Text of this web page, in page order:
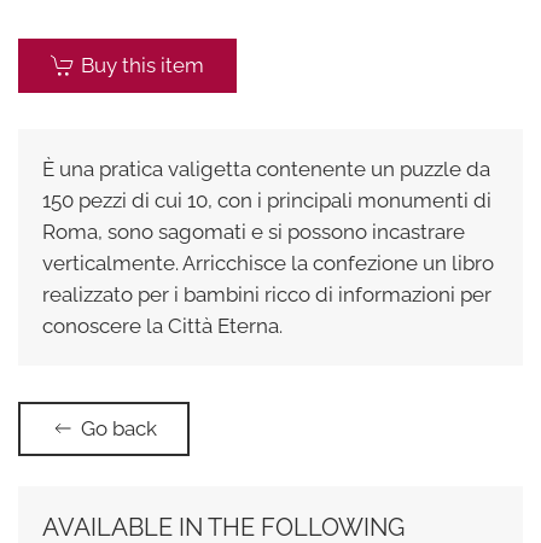
Buy this item
È una pratica valigetta contenente un puzzle da
150 pezzi di cui 10, con i principali monumenti di
Roma, sono sagomati e si possono incastrare
verticalmente. Arricchisce la confezione un libro
realizzato per i bambini ricco di informazioni per
conoscere la Città Eterna.
Go back
AVAILABLE IN THE FOLLOWING